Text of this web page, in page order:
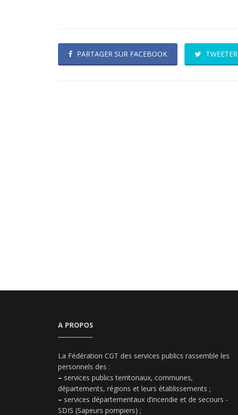
PARTAGER SUR FACEBOOK TWEETER
A PROPOS
La Fédération CGT des services publics rassemble les
personnels des :
– services publics territoriaux, communes,
départements, régions et leurs établissements ;
– services départementaux d’incendie et de secours -
SDIS (Sapeurs pompiers) ;